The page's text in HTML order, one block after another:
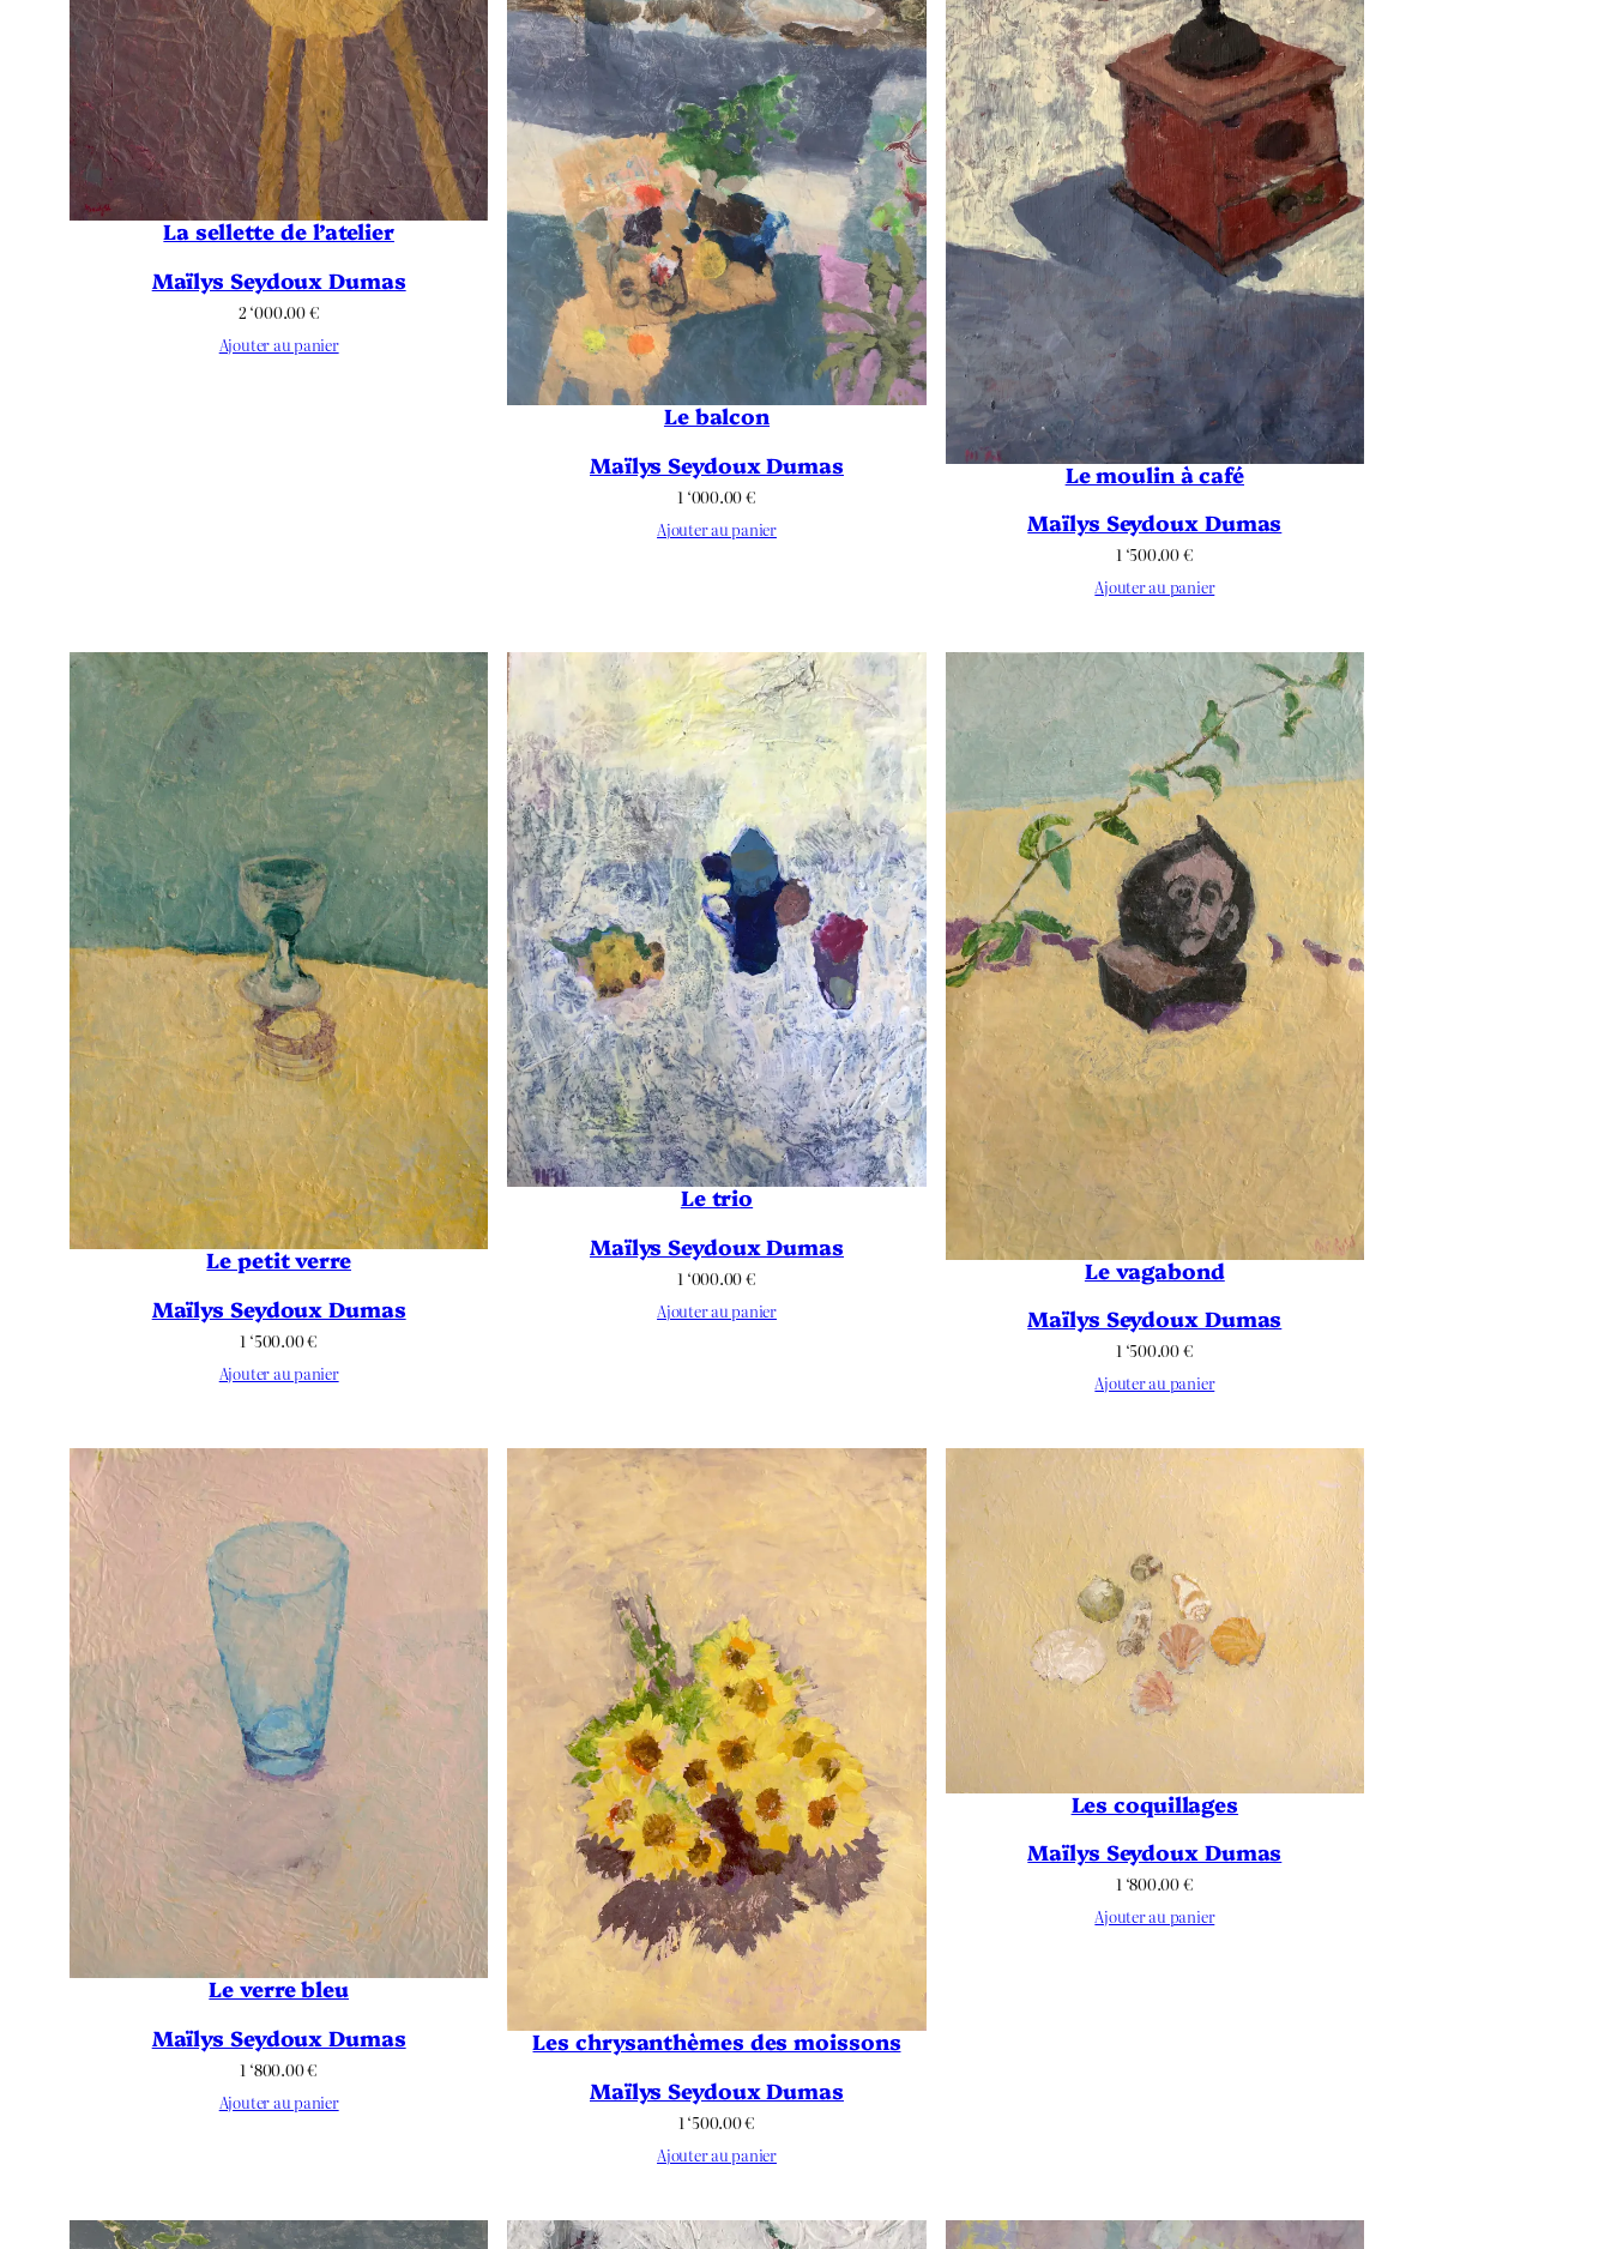
La sellette de l’atelier
Maïlys Seydoux Dumas
2 ‘000.00€
Ajouter au panier
Le balcon
Maïlys Seydoux Dumas
1 ‘000.00€
Ajouter au panier
Le moulin à café
Maïlys Seydoux Dumas
1 ‘500.00€
Ajouter au panier
Le petit verre
Maïlys Seydoux Dumas
1 ‘500.00€
Ajouter au panier
Le trio
Maïlys Seydoux Dumas
1 ‘000.00€
Ajouter au panier
Le vagabond
Maïlys Seydoux Dumas
1 ‘500.00€
Ajouter au panier
Le verre bleu
Maïlys Seydoux Dumas
1 ‘800.00€
Ajouter au panier
Les chrysanthèmes des moissons
Maïlys Seydoux Dumas
1 ‘500.00€
Ajouter au panier
Les coquillages
Maïlys Seydoux Dumas
1 ‘800.00€
Ajouter au panier